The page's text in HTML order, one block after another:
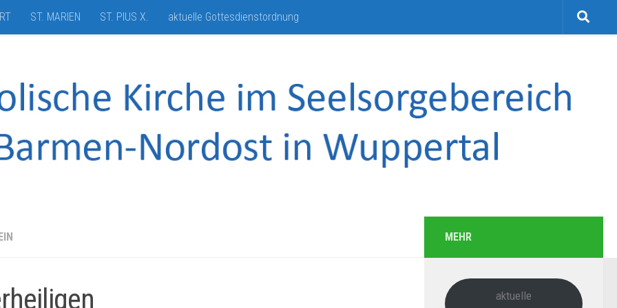
ST. MARIEN ST. PIUS X. aktuelle Gottesdienstordnung
MEHR
aktuelle